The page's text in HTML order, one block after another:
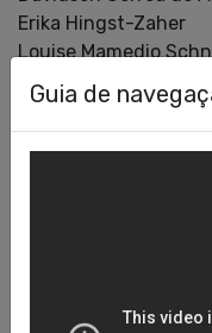
Guia de
Erika Hingst-Zaher
Louise Mamedio
Curadoria
Erika Hingst-Zaher
Louise Mamedio